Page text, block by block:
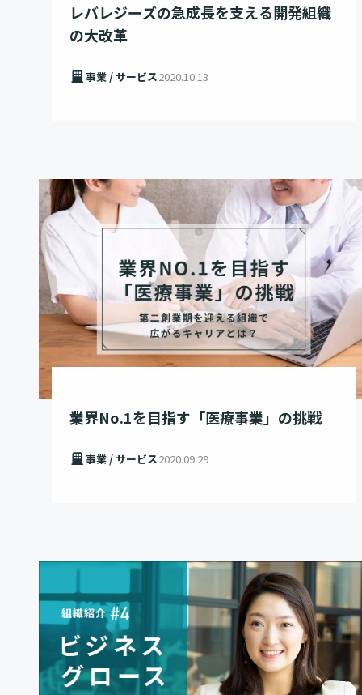
レバレジーズの急成長を支える開発組織
の大改革
事業 / サービス2020.10.13
業界No.1を目指す「医療事業」の挑戦
事業 / サービス2020.09.29